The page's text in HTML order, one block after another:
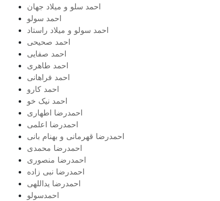
احمد سلو و میلاد جهان
احمد سولو
احمد سولو و میلاد راستاد
احمد صحیحی
احمد صفایی
احمد طاهری
احمد فراهانی
احمد کارو
احمد نیک خو
احمدرضا اطهاری
احمدرضا اعلمی
احمدرضا قهرمانی و بهنام بانی
احمدرضا محمدی
احمدرضا منصوری
احمدرضا نبی زاده
احمدرضا یداللهی
احمدسولو